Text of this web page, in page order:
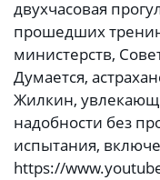
двухчасовая
прошедших
министерств,
Думается,
Жилкин,
надобности без
испытания,
https://